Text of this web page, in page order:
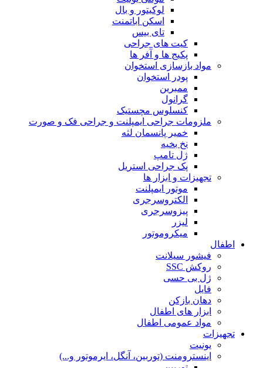
لوکیتور و بال
اسکن اباتمنت
تای بیس
کیت های جراحی
پکیج ها و آفر ها
مواد بازسازی استخوان
پودر استخوان
ممبرین
گرانول
کنسلوس مچستیک
ملزومات جراحی ایمپلنت و جراحی فک و صورت
خمیر پانسمان لثه
نخ بخیه
ژل تامپ
پک جراحی استریل
تجهیزات و ابزار ها
موتور ایمپلنت
الکتروسرجری
پیزوسرجری
لیزر
میکروموتور
اطفال
فیشور سیلانت
روکش SSC
ژل بی حسی
فایل
دهان بازکن
ابزار های اطفال
مواد عمومی اطفال
تجهیزات
یونیت
اینسترومنت (توربین، آنگل، ایرموتور و...)